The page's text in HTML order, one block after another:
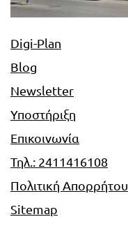
Digi-Plan
Blog
Newsletter
Υποστήριξη
Επικοινωνία
Τηλ.: 2411416108
Πολιτική Απορρήτου
Sitemap